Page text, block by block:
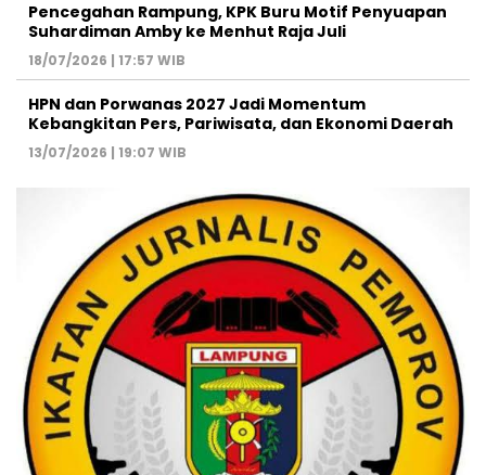
Pencegahan Rampung, KPK Buru Motif Penyuapan
Suhardiman Amby ke Menhut Raja Juli
18/07/2026 | 17:57 WIB
HPN dan Porwanas 2027 Jadi Momentum
Kebangkitan Pers, Pariwisata, dan Ekonomi Daerah
13/07/2026 | 19:07 WIB